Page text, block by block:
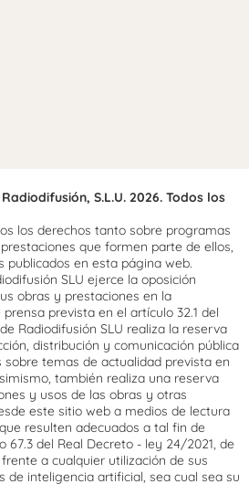
S.L.U. 2026. Todos los
los derechos tanto sobre programas
que formen parte de ellos,
publicados en esta página web.
SLU ejerce la oposición
obras y prestaciones en la
prevista en el artículo 32.1 del
Radiodifusión SLU realiza la reserva
distribución y comunicación pública
temas de actualidad prevista en
también realiza una reserva
y usos de las obras y otras
este sitio web a medios de lectura
resulten adecuados a tal fin de
67.3 del Real Decreto - ley 24/2021, de
a cualquier utilización de sus
de inteligencia artificial, sea cual sea su